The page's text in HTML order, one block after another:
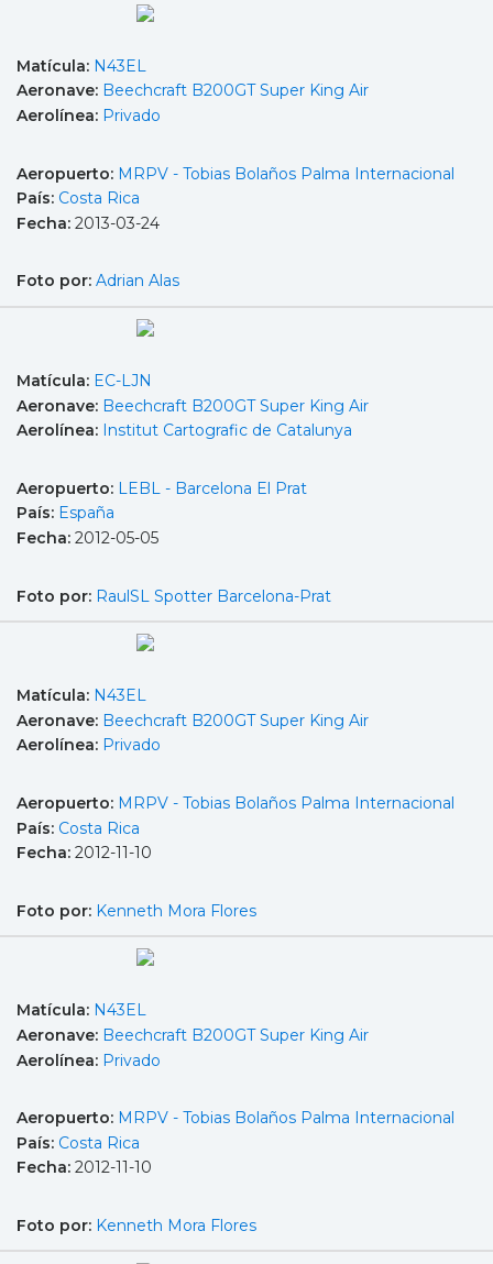
Matícula: N43EL
Aeronave: Beechcraft B200GT Super King Air
Aerolínea: Privado
Aeropuerto: MRPV - Tobias Bolaños Palma Internacional
País: Costa Rica
Fecha: 2013-03-24
Foto por: Adrian Alas
Matícula: EC-LJN
Aeronave: Beechcraft B200GT Super King Air
Aerolínea: Institut Cartografic de Catalunya
Aeropuerto: LEBL - Barcelona El Prat
País: España
Fecha: 2012-05-05
Foto por: RaulSL Spotter Barcelona-Prat
Matícula: N43EL
Aeronave: Beechcraft B200GT Super King Air
Aerolínea: Privado
Aeropuerto: MRPV - Tobias Bolaños Palma Internacional
País: Costa Rica
Fecha: 2012-11-10
Foto por: Kenneth Mora Flores
Matícula: N43EL
Aeronave: Beechcraft B200GT Super King Air
Aerolínea: Privado
Aeropuerto: MRPV - Tobias Bolaños Palma Internacional
País: Costa Rica
Fecha: 2012-11-10
Foto por: Kenneth Mora Flores